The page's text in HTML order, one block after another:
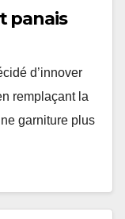
panais
d’innover
remplaçant la
garniture plus